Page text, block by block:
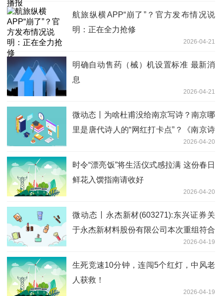
航旅纵横APP“崩了”？官方发布情况说
明：正在全力抢修
2026-04-21
明确自动售药（械）机设置标准 最新消
息
2026-04-21
微动态丨为啥杜甫没给南京写诗？南京哪
里是唐代诗人的“网红打卡点”？《南京诗
词三百首》走进诗歌中的金陵城史2026-04-20
时令“漂亮饭”将生活仪式感拉满 这份春日
鲜花入馔指南请收好
2026-04-20
微动态丨永杰新材(603271):东兴证券关
于永杰新材料股份有限公司本次重组符合
《上市公司监管指引第9号——上市公司
筹划和实施重大资产重组的监管要求》第
四条规定的核查意见
2026-04-19
生死竞速10分钟，连闯5个红灯，中风老
人获救！
2026-04-19